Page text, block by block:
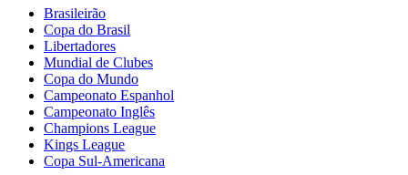
Brasileirão
Copa do Brasil
Libertadores
Mundial de Clubes
Copa do Mundo
Campeonato Espanhol
Campeonato Inglês
Champions League
Kings League
Copa Sul-Americana